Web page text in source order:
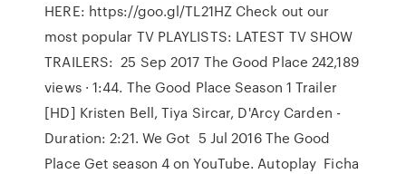
HERE: https://goo.gl/TL21HZ Check out our
most popular TV PLAYLISTS: LATEST TV SHOW
TRAILERS: 25 Sep 2017 The Good Place 242,189
views · 1:44. The Good Place Season 1 Trailer
[HD] Kristen Bell, Tiya Sircar, D'Arcy Carden -
Duration: 2:21. We Got 5 Jul 2016 The Good
Place Get season 4 on YouTube. Autoplay Ficha